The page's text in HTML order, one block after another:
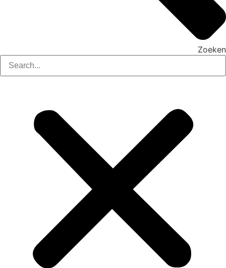
Zoeken